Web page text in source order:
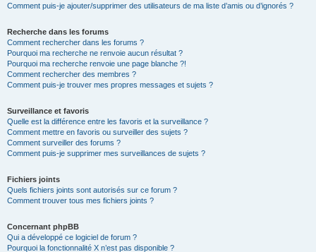
Comment puis-je ajouter/supprimer des utilisateurs de ma liste d’amis ou d’ignorés ?
Recherche dans les forums
Comment rechercher dans les forums ?
Pourquoi ma recherche ne renvoie aucun résultat ?
Pourquoi ma recherche renvoie une page blanche ?!
Comment rechercher des membres ?
Comment puis-je trouver mes propres messages et sujets ?
Surveillance et favoris
Quelle est la différence entre les favoris et la surveillance ?
Comment mettre en favoris ou surveiller des sujets ?
Comment surveiller des forums ?
Comment puis-je supprimer mes surveillances de sujets ?
Fichiers joints
Quels fichiers joints sont autorisés sur ce forum ?
Comment trouver tous mes fichiers joints ?
Concernant phpBB
Qui a développé ce logiciel de forum ?
Pourquoi la fonctionnalité X n’est pas disponible ?